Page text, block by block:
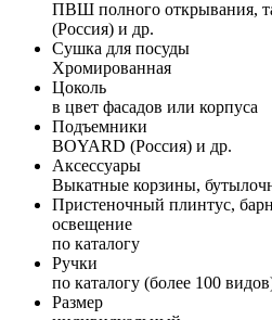
ПВШ полного открывания,
(Россия) и др.
Сушка для посуды
Хромированная
Цоколь
в цвет фасадов или корпуса
Подъемники
BOYARD (Россия) и др.
Аксессуары
Выкатные корзины,
Пристеночный плинтус,
освещение
по каталогу
Ручки
по каталогу (более 100
Размер